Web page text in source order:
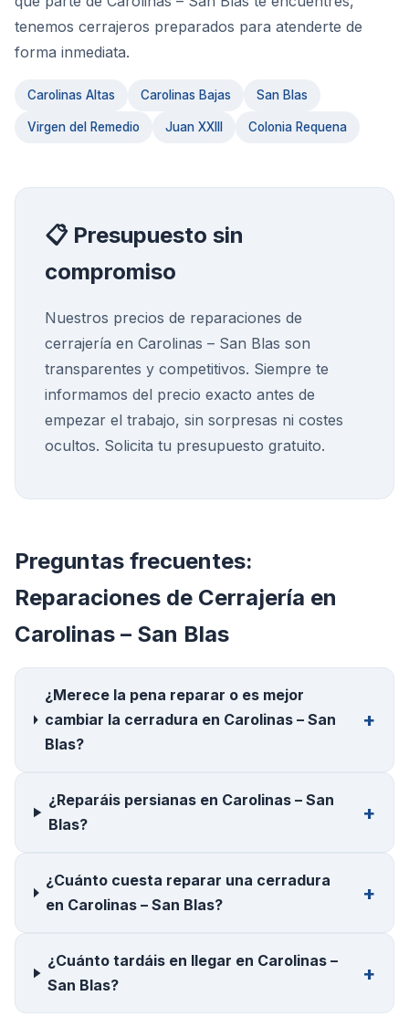
tenemos cerrajeros preparados para atenderte de
forma inmediata.
Carolinas Altas Carolinas Bajas San Blas
Virgen del Remedio Juan XXIII Colonia Requena
📋 Presupuesto sin
compromiso
Nuestros precios de reparaciones de
cerrajería en Carolinas – San Blas son
transparentes y competitivos. Siempre te
informamos del precio exacto antes de
empezar el trabajo, sin sorpresas ni costes
ocultos. Solicita tu presupuesto gratuito.
Preguntas frecuentes:
Reparaciones de Cerrajería en
Carolinas – San Blas
¿Merece la pena reparar o es mejor
cambiar la cerradura en Carolinas – San
Blas?
¿Reparáis persianas en Carolinas – San
Blas?
¿Cuánto cuesta reparar una cerradura
en Carolinas – San Blas?
¿Cuánto tardáis en llegar en Carolinas –
San Blas?